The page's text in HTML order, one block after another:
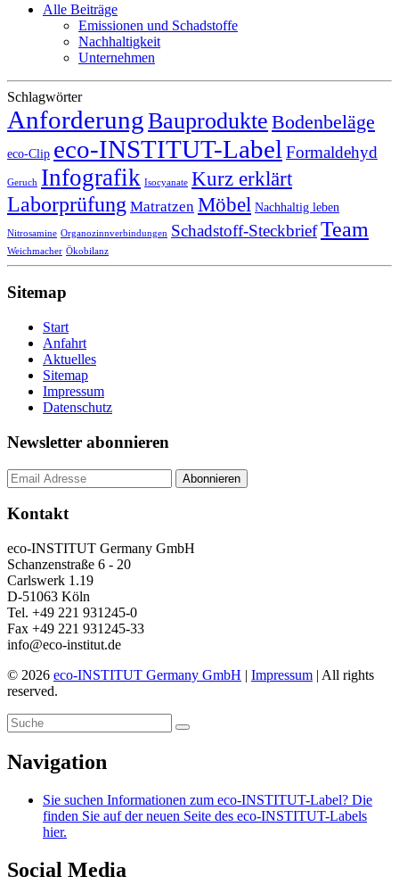
Alle Beiträge
Emissionen und Schadstoffe
Nachhaltigkeit
Unternehmen
Schlagwörter
AnforderungBauprodukte Bodenbeläge
eco-Clip eco-INSTITUT-Label Formaldehyd
Geruch Infografik Isocyanate Kurz erklärt
Laborprüfung Matratzen Möbel Nachhaltig leben
Nitrosamine Organozinnverbindungen Schadstoff-SteckbriefTeam
Weichmacher Ökobilanz
Sitemap
Start
Anfahrt
Aktuelles
Sitemap
Impressum
Datenschutz
Newsletter abonnieren
Kontakt
eco-INSTITUT Germany GmbH
Schanzenstraße 6 - 20
Carlswerk 1.19
D-51063 Köln
Tel. +49 221 931245-0
Fax +49 221 931245-33
info@eco-institut.de
© 2026 eco-INSTITUT Germany GmbH | Impressum | All rights
reserved.
Navigation
Sie suchen Informationen zum eco-INSTITUT-Label? Die
finden Sie auf der neuen Seite des eco-INSTITUT-Labels
hier.
Social Media